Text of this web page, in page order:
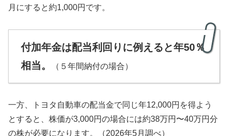
月にすると約1,000円です。
付加年金は配当利回りに例えると年50％
相当。
（５年間納付の場合）
一方、トヨタ自動車の配当金で同じ年12,000円を得よう
とすると、株価が3,000円の場合には約38万円〜40万円分
の株が必要になります。
（2026年5月調べ）